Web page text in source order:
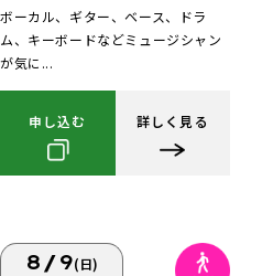
ボーカル、ギター、ベース、ドラ
ム、キーボードなどミュージシャン
が気に...
申し込む 詳しく見る
8/9(日)